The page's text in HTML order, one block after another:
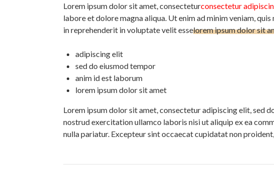
Lorem ipsum dolor sit amet, consecteturconsectetur
labore et dolore magna aliqua. Ut enim ad minim veniam,
in reprehenderit in voluptate velit esselorem ipsum dolor sit
adipiscing elit
sed do eiusmod tempor
anim id est laborum
lorem ipsum dolor sit amet
Lorem ipsum dolor sit amet, consectetur adipiscing elit, sed
nostrud exercitation ullamco laboris nisi ut aliquip ex ea
nulla pariatur. Excepteur sint occaecat cupidatat non